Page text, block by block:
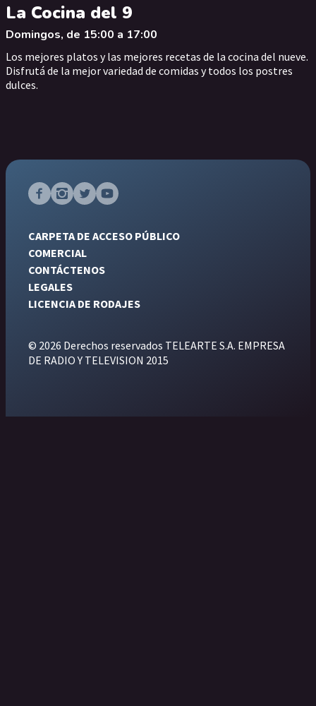
La Cocina del 9
Domingos, de 15:00 a 17:00
Los mejores platos y las mejores recetas de la cocina del nueve.
Disfrutá de la mejor variedad de comidas y todos los postres
dulces.
CARPETA DE ACCESO PÚBLICO
COMERCIAL
CONTÁCTENOS
LEGALES
LICENCIA DE RODAJES
© 2026 Derechos reservados TELEARTE S.A. EMPRESA
DE RADIO Y TELEVISION 2015